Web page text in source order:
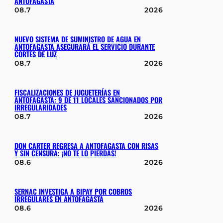
08.7 2026
NUEVO SISTEMA DE SUMINISTRO DE AGUA EN
ANTOFAGASTA ASEGURARÁ EL SERVICIO DURANTE
CORTES DE LUZ
08.7 2026
FISCALIZACIONES DE JUGUETERÍAS EN
ANTOFAGASTA: 9 DE 11 LOCALES SANCIONADOS POR
IRREGULARIDADES
08.7 2026
DON CARTER REGRESA A ANTOFAGASTA CON RISAS
Y SIN CENSURA: ¡NO TE LO PIERDAS!
08.6 2026
SERNAC INVESTIGA A BIPAY POR COBROS
IRREGULARES EN ANTOFAGASTA
08.6 2026